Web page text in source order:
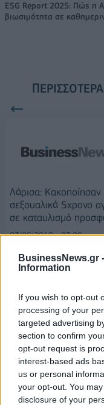
BusinessNews.gr -
Information
If you wish to opt-out
processing of your
targeted advertising
section to confirm
opt-out request is
interest-based ads
us or personal
your opt-out. You
disclosure of your
ESG Report 2025: Πώς η
βιωσιμότητα σε
Λάρισα: Κακοποίησαν
σεξουαλικά 5χρονο
σε καταυλισμό
03/06/2019 - 03:00